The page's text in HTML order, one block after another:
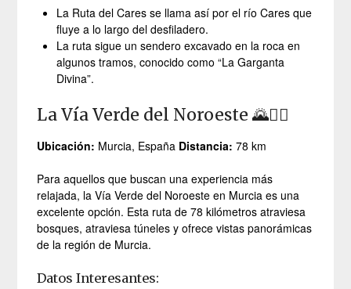
La Ruta del Cares se llama así por el río Cares que
fluye a lo largo del desfiladero.
La ruta sigue un sendero excavado en la roca en
algunos tramos, conocido como “La Garganta
Divina”.
La Vía Verde del Noroeste 🌄🚴‍♂️
Ubicación: Murcia, España Distancia: 78 km
Para aquellos que buscan una experiencia más
relajada, la Vía Verde del Noroeste en Murcia es una
excelente opción. Esta ruta de 78 kilómetros atraviesa
bosques, atraviesa túneles y ofrece vistas panorámicas
de la región de Murcia.
Datos Interesantes: